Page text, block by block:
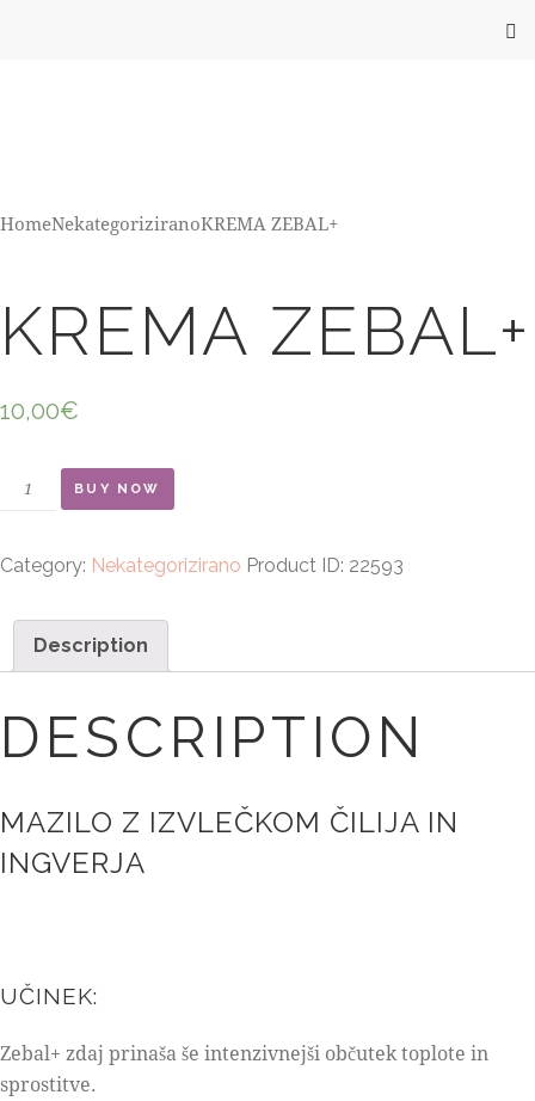
HomeNekategoriziranoKREMA ZEBAL+
KREMA ZEBAL+
10,00€
BUY NOW
Category: Nekategorizirano Product ID: 22593
Description
DESCRIPTION
MAZILO Z IZVLEČKOM ČILIJA IN
INGVERJA
UČINEK:
Zebal+ zdaj prinaša še intenzivnejši občutek toplote in
sprostitve.